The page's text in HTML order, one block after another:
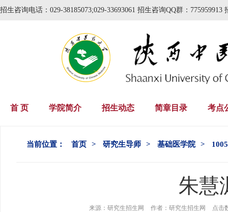
招生咨询电话：029-38185073;029-33693061 招生咨询QQ群：775959913
首 页 学院简介 招生动态 简章目录 考点
当前位置： 首页 > 研究生导师 > 基础医学院 >
朱慧
来源： 研究生招生网 作者： 研究生招生网 点击